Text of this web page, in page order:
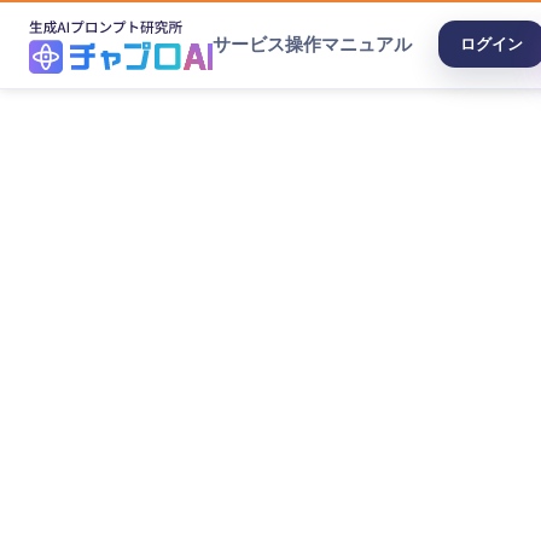
サービス操作マニュアル ログイン